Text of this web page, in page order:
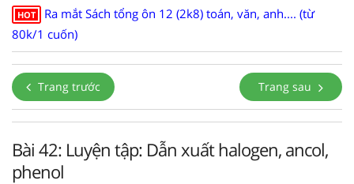
HOT
Ra mắt Sách tổng ôn 12 (2k8) toán, văn, anh.... (từ
80k/1 cuốn)
Trang trước Trang sau
Bài 42: Luyện tập: Dẫn xuất halogen, ancol,
phenol